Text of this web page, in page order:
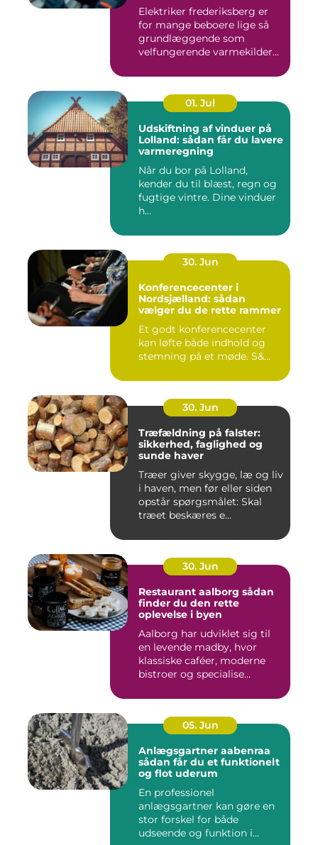
Elektriker frederiksberg er
for mange beboere lige så
grundlæggende som
velfungerende varmekilder
01. Jul
Udskiftning af vinduer på
Lolland: sådan får du lavere
varmeregning
Når du bor på Lolland,
kender du til blæst, regn og
fugtige vintre. Dine vinduer
h...
30. Jun
Konferencecenter i
Nordsjælland: sådan
vælger du de rette rammer
Et godt konferencecenter
kan løfte både indhold og
stemning på et møde. S&...
30. Jun
Træfældning på falster:
sikkerhed, faglighed og
sunde haver
Træer giver skygge, læ og liv
i haven, men før eller siden
opstår spørgsmålet: Skal
træet beskæres e...
30. Jun
Restaurant aalborg sådan
finder du den rette
oplevelse i byen
Aalborg har udviklet sig til
en levende madby, hvor
klassiske caféer, moderne
bistroer og specialise...
05. Jun
Anlægsgartner aabenraa
sådan får du et funktionelt
og flot uderum
En professionel
anlægsgartner kan gøre en
stor forskel for både
udseende og funktion i